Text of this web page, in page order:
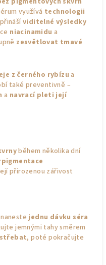
využívá technologii
viditelné výsledky
niacinamidu a
zesvětlovat tmavé
z černého rybízu a
také preventivně –
a navrací pleti její
během několika dní
přirozenou zářivost
jednu dávku séra
jemnými tahy směrem
, poté pokračujte